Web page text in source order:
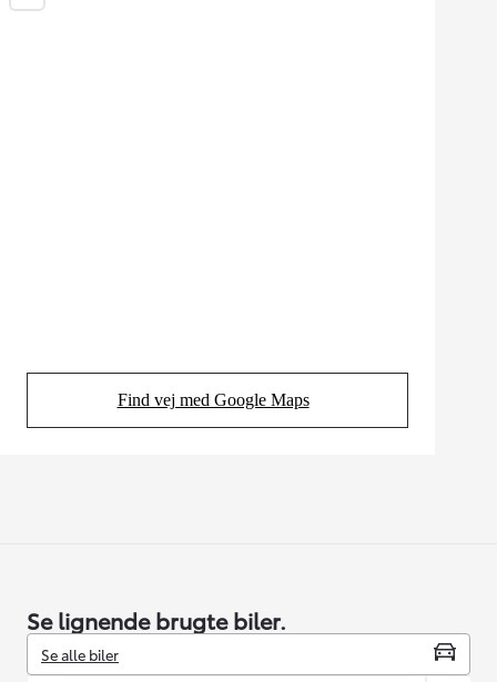
Find vej med Google Maps
(Opens in new tab)
Se lignende brugte biler.
Se alle biler